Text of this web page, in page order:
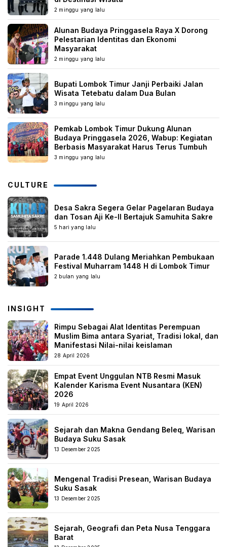
2 minggu yang lalu
Alunan Budaya Pringgasela Raya X Dorong
Pelestarian Identitas dan Ekonomi
Masyarakat
2 minggu yang lalu
Bupati Lombok Timur Janji Perbaiki Jalan
Wisata Tetebatu dalam Dua Bulan
3 minggu yang lalu
Pemkab Lombok Timur Dukung Alunan
Budaya Pringgasela 2026, Wabup: Kegiatan
Berbasis Masyarakat Harus Terus Tumbuh
3 minggu yang lalu
CULTURE
Desa Sakra Segera Gelar Pagelaran Budaya
dan Tosan Aji Ke-II Bertajuk Samuhita Sakre
5 hari yang lalu
Parade 1.448 Dulang Meriahkan Pembukaan
Festival Muharram 1448 H di Lombok Timur
2 bulan yang lalu
INSIGHT
Rimpu Sebagai Alat Identitas Perempuan
Muslim Bima antara Syariat, Tradisi lokal, dan
Manifestasi Nilai-nilai keislaman
28 April 2026
Empat Event Unggulan NTB Resmi Masuk
Kalender Karisma Event Nusantara (KEN)
2026
19 April 2026
Sejarah dan Makna Gendang Beleq, Warisan
Budaya Suku Sasak
13 Desember 2025
Mengenal Tradisi Presean, Warisan Budaya
Suku Sasak
13 Desember 2025
Sejarah, Geografi dan Peta Nusa Tenggara
Barat